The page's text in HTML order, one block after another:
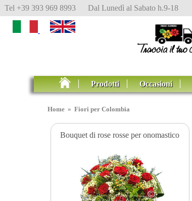
Tel +39 393 969 8993 Dal Lunedì al Sabato h.9-18
Prodotti Occasioni
Home »Fiori per Colombia
Bouquet di rose rosse per onomastico